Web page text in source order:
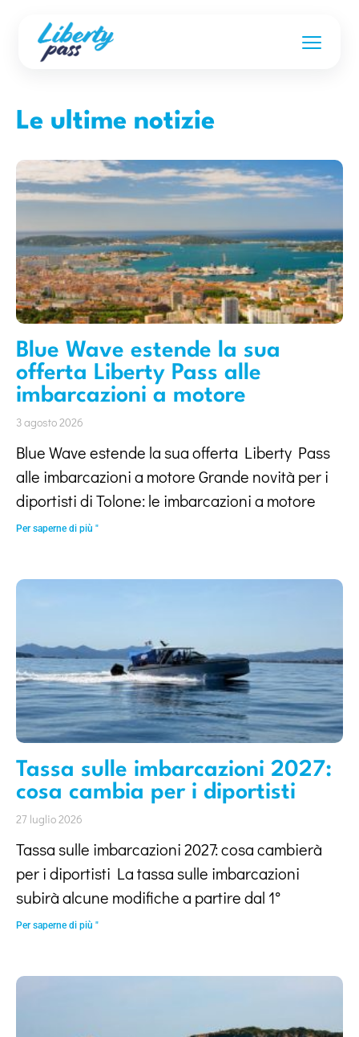
Le ultime notizie
Blue Wave estende la sua
offerta Liberty Pass alle
imbarcazioni a motore
3 agosto 2026
Blue Wave estende la sua offerta Liberty Pass
alle imbarcazioni a motore Grande novità per i
diportisti di Tolone: le imbarcazioni a motore
Per saperne di più "
Tassa sulle imbarcazioni 2027:
cosa cambia per i diportisti
27 luglio 2026
Tassa sulle imbarcazioni 2027: cosa cambierà
per i diportisti La tassa sulle imbarcazioni
subirà alcune modifiche a partire dal 1°
Per saperne di più "